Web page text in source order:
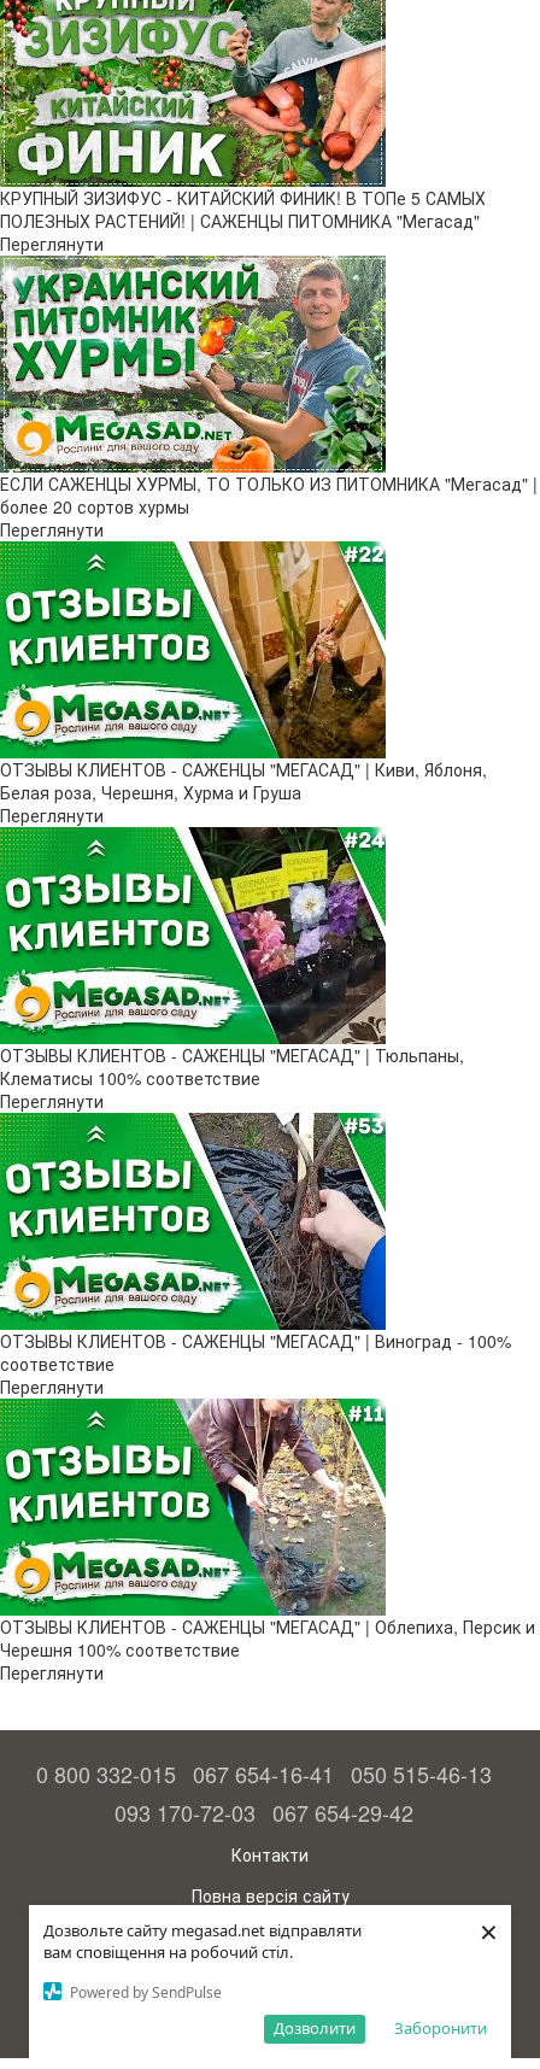
Дозвольте сайту megasad.net відправляти
вам сповіщення на робочий стіл.
Powered by SendPulse
Заборонити
Дозволити
×
КРУПНЫЙ ЗИЗИФУС - КИТАЙСКИЙ ФИНИК! В ТОПе 5 САМЫХ
ПОЛЕЗНЫХ РАСТЕНИЙ! | САЖЕНЦЫ ПИТОМНИКА "Мегасад"
Переглянути
ЕСЛИ САЖЕНЦЫ ХУРМЫ, ТО ТОЛЬКО ИЗ ПИТОМНИКА "Мегасад" |
более 20 сортов хурмы
Переглянути
ОТЗЫВЫ КЛИЕНТОВ - САЖЕНЦЫ "МЕГАСАД" | Киви, Яблоня,
Белая роза, Черешня, Хурма и Груша
Переглянути
ОТЗЫВЫ КЛИЕНТОВ - САЖЕНЦЫ "МЕГАСАД" | Тюльпаны,
Клематисы 100% соответствие
Переглянути
ОТЗЫВЫ КЛИЕНТОВ - САЖЕНЦЫ "МЕГАСАД" | Виноград - 100%
соответствие
Переглянути
ОТЗЫВЫ КЛИЕНТОВ - САЖЕНЦЫ "МЕГАСАД" | Облепиха, Персик и
Черешня 100% соответствие
Переглянути
0 800 332-015 067 654-16-41
050 515-46-13
093 170-72-03 067 654-29-42
Контакти
Повна версія сайту
© 2015—2026
Megasad – гарантія високого врожаю
рус (країна-терорист)